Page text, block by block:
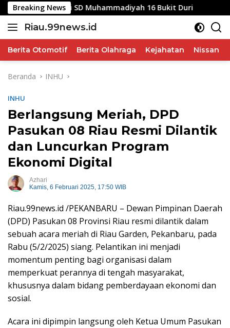
Langsung
ke
konten
Breaking News
di SD Muhammadiyah 16 Bukit Duri Profesi
Riau.99news.id
Terbaik
Berita Otomotif Berita Olahraga Kejahatan Nissan
Beranda INHU
INHU
Berlangsung Meriah, DPD
Pasukan 08 Riau Resmi Dilantik
dan Luncurkan Program
Ekonomi Digital
Azhari
Kamis, 6 Februari 2025, 17:50 WIB
Riau.99news.id /PEKANBARU – Dewan Pimpinan Daerah
(DPD) Pasukan 08 Provinsi Riau resmi dilantik dalam
sebuah acara meriah di Riau Garden, Pekanbaru, pada
Rabu (5/2/2025) siang. Pelantikan ini menjadi
momentum penting bagi organisasi dalam
memperkuat perannya di tengah masyarakat,
khususnya dalam bidang pemberdayaan ekonomi dan
sosial.
Acara ini dipimpin langsung oleh Ketua Umum Pasukan